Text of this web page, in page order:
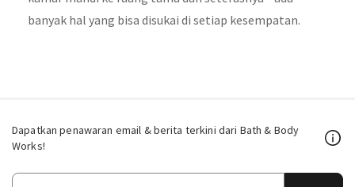
banyak hal yang bisa disukai di setiap kesempatan.
Dapatkan penawaran email & berita terkini dari Bath & Body
Works!